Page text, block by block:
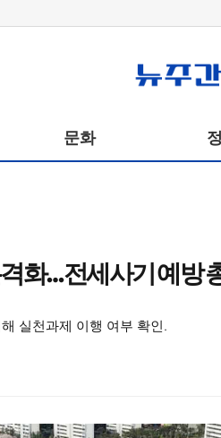
뉴주간스포츠
문화
화… 전세사기 예방
실천과제 이행 여부 확인.